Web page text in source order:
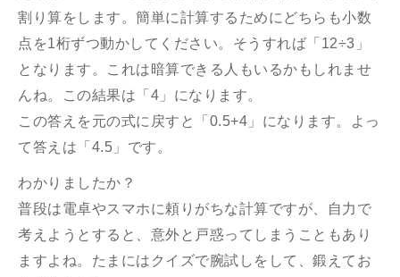
割り算をします。簡単に計算するためにどちらも小数
点を1桁ずつ動かしてください。そうすれば「12÷3」
となります。これは暗算できる人もいるかもしれませ
んね。この結果は「4」になります。
この答えを元の式に戻すと「0.5+4」になります。よっ
て答えは「4.5」です。
わかりましたか？
普段は電卓やスマホに頼りがちな計算ですが、自力で
考えようとすると、意外と戸惑ってしまうこともあり
ますよね。たまにはクイズで腕試しをして、鍛えてお